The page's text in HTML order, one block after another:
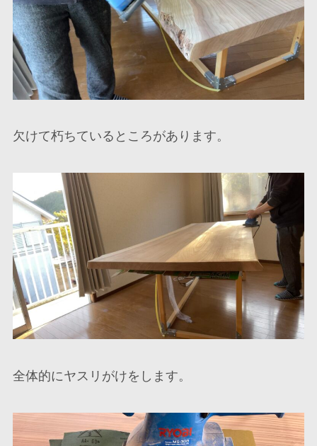
欠けて朽ちているところがあります。
全体的にヤスリがけをします。